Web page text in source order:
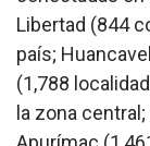
Libertad (844
país;
(1,788
la zona